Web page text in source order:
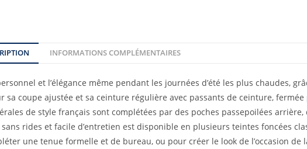
INFORMATIONS COMPLÉMENTAIRES
et l’élégance même pendant les journées d’été les plus chaudes,
coupe ajustée et sa ceinture régulière avec passants de ceinture,
de style français sont complétées par des poches passepoilées
rides et facile d’entretien est disponible en plusieurs teintes foncées
une tenue formelle et de bureau, ou pour créer le look de l’occasion de